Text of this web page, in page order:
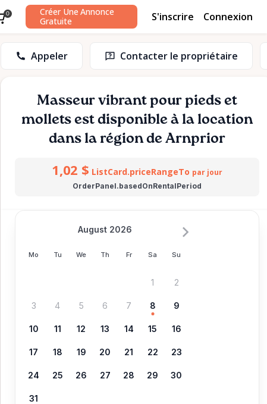
0
Créer Une Annonce
Gratuite
S'inscrire Connexion
Appeler Contacter le propriétaire
Masseur vibrant pour pieds et
mollets est disponible à la location
dans la région de Arnprior
1,02 $ ListCard.priceRangeTo par jour
OrderPanel.basedOnRentalPeriod
Mo Tu We Th Fr Sa Su
August 2026
1 2
3 4 5 6 7 8 9
10 11 12 13 14 15 16
17 18 19 20 21 22 23
24 25 26 27 28 29 30
31